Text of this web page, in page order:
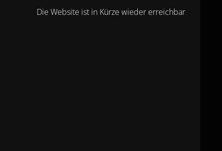
Die Website ist in Kürze wieder erreichbar